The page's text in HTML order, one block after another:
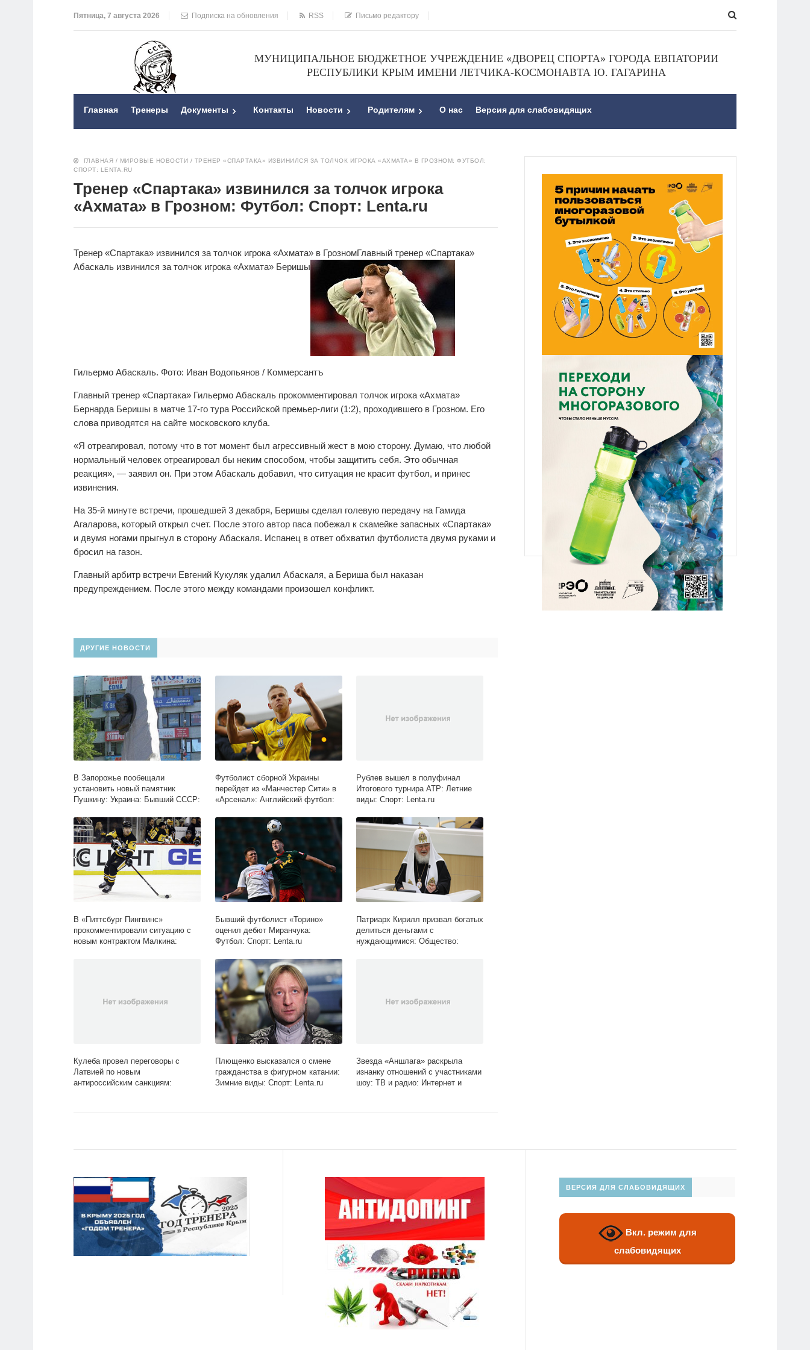
Пятница, 7 августа 2026 Подписка на обновления RSS Письмо редактору
МУНИЦИПАЛЬНОЕ БЮДЖЕТНОЕ УЧРЕЖДЕНИЕ «ДВОРЕЦ СПОРТА» ГОРОДА ЕВПАТОРИИ
РЕСПУБЛИКИ КРЫМ ИМЕНИ ЛЕТЧИКА-КОСМОНАВТА Ю. ГАГАРИНА
Главная Тренеры Документы Контакты Новости Родителям О нас Версия для слабовидящих
ГЛАВНАЯ / МИРОВЫЕ НОВОСТИ / ТРЕНЕР «СПАРТАКА» ИЗВИНИЛСЯ ЗА ТОЛЧОК ИГРОКА «АХМАТА» В ГРОЗНОМ: ФУТБОЛ:
СПОРТ: LENTA.RU
Тренер «Спартака» извинился за толчок игрока
«Ахмата» в Грозном: Футбол: Спорт: Lenta.ru
Тренер «Спартака» извинился за толчок игрока «Ахмата» в ГрозномГлавный тренер «Спартака»
Абаскаль извинился за толчок игрока «Ахмата» Беришы
Гильермо Абаскаль. Фото: Иван Водопьянов / Коммерсантъ
Главный тренер «Спартака» Гильермо Абаскаль прокомментировал толчок игрока «Ахмата»
Бернарда Беришы в матче 17-го тура Российской премьер-лиги (1:2), проходившего в Грозном. Его
слова приводятся на сайте московского клуба.
«Я отреагировал, потому что в тот момент был агрессивный жест в мою сторону. Думаю, что любой
нормальный человек отреагировал бы неким способом, чтобы защитить себя. Это обычная
реакция», — заявил он. При этом Абаскаль добавил, что ситуация не красит футбол, и принес
извинения.
На 35-й минуте встречи, прошедшей 3 декабря, Беришы сделал голевую передачу на Гамида
Агаларова, который открыл счет. После этого автор паса побежал к скамейке запасных «Спартака»
и двумя ногами прыгнул в сторону Абаскаля. Испанец в ответ обхватил футболиста двумя руками и
бросил на газон.
Главный арбитр встречи Евгений Кукуляк удалил Абаскаля, а Бериша был наказан
предупреждением. После этого между командами произошел конфликт.
ДРУГИЕ НОВОСТИ
В Запорожье пообещали
установить новый памятник
Пушкину: Украина: Бывший СССР:
Футболист сборной Украины
перейдет из «Манчестер Сити» в
«Арсенал»: Английский футбол:
Рублев вышел в полуфинал
Итогового турнира ATP: Летние
виды: Спорт: Lenta.ru
В «Питтсбург Пингвинс»
прокомментировали ситуацию с
новым контрактом Малкина:
Бывший футболист «Торино»
оценил дебют Миранчука:
Футбол: Спорт: Lenta.ru
Патриарх Кирилл призвал богатых
делиться деньгами с
нуждающимися: Общество:
Кулеба провел переговоры с
Латвией по новым
антироссийским санкциям:
Плющенко высказался о смене
гражданства в фигурном катании:
Зимние виды: Спорт: Lenta.ru
Звезда «Аншлага» раскрыла
изнанку отношений с участниками
шоу: ТВ и радио: Интернет и
ВЕРСИЯ ДЛЯ СЛАБОВИДЯЩИХ
Вкл. режим для
слабовидящих